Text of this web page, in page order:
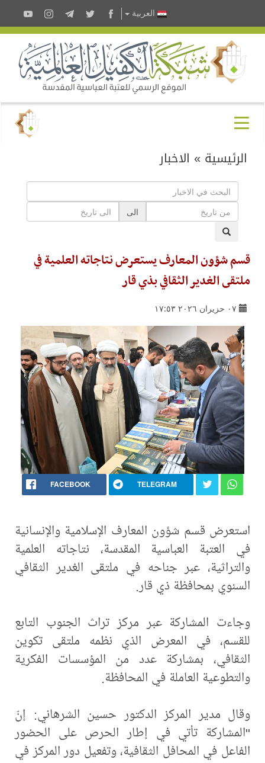
العربية
الرئيسية » الاخبار
الى
قسم شؤون المعارف يستعرض نتاجاته العلمية في
ملتقى الغدير الثقافي بذي قار
٠٧ حزيران ٢٠٢٦ ١٧:٥٣
FACEBOOK TELEGRAM
استعرض قسم شؤون المعارف الإسلامية والإنسانية
في العتبة العباسية المقدسة، نتاجاته العلمية
والتراثية، عبر جناحه في ملتقى الغدير الثقافي
السنوي بمحافظة ذي قار.
وجاءت المشاركة عبر مركز تراث الجنوب التابع
للقسم، في المعرض الذي نظمه ملتقى تكوين
الثقافي، بمشاركة عدد من المؤسسات الفكرية
والتطوعية العاملة في المحافظة.
وقال مدير المركز الدكتور حسين الشرهاني: إنّ
"المشاركة تأتي في إطار الحرص على الحضور
الفاعل في المحافل الثقافية، وتفعيل دور المركز في